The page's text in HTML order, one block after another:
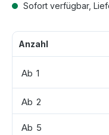
Sofort verfügbar,
Anzahl
Ab 1
Ab 2
Ab 5